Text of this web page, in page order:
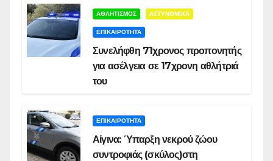
ΑΘΛΗΤΙΣΜΟΣ ΑΣΤΥΝΟΜΙΚΑ
ΕΠΙΚΑΙΡΟΤΗΤΑ
Συνελήφθη 71χρονος προπονητής
για ασέλγεια σε 17χρονη αθλήτριά
του
ΕΠΙΚΑΙΡΟΤΗΤΑ
Αίγινα: Ύπαρξη νεκρού ζώου
συντροφιάς (σκύλος)στη